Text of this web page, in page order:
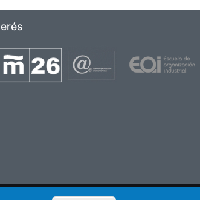
Imagen
Imagen